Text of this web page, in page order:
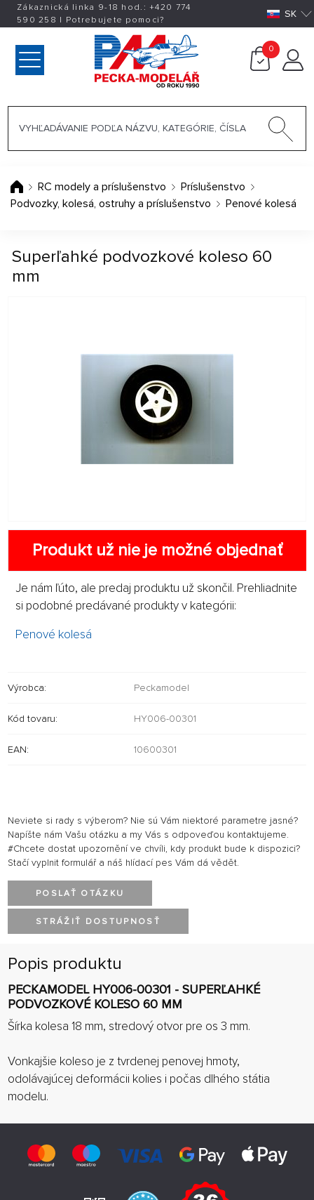
Zákaznická linka 9-18 hod.:+420 774
590 258 | Potrebujete pomoci? SK
0
RC modely a príslušenstvo
Príslušenstvo
Podvozky, kolesá, ostruhy a príslušenstvo
Penové kolesá
Superľahké podvozkové koleso 60
mm
Produkt už nie je možné objednať
Je nám ľúto, ale predaj produktu už skončil. Prehliadnite
si podobné predávané produkty v kategórii:
Penové kolesá
Výrobca: Peckamodel
Kód tovaru: HY006-00301
EAN: 10600301
Neviete si rady s výberom? Nie sú Vám niektoré parametre jasné?
Napíšte nám Vašu otázku a my Vás s odpoveďou kontaktujeme.
#Chcete dostat upozornění ve chvíli, kdy produkt bude k dispozici?
Stačí vyplnit formulář a náš hlídací pes Vám dá vědět.
POSLAŤ OTÁZKU
STRÁŽIŤ DOSTUPNOSŤ
Popis produktu
PECKAMODEL HY006-00301 - SUPERĽAHKÉ
PODVOZKOVÉ KOLESO 60 MM
Šírka kolesa 18 mm, stredový otvor pre os 3 mm.
Vonkajšie koleso je z tvrdenej penovej hmoty,
odolávajúcej deformácii kolies i počas dlhého státia
modelu.